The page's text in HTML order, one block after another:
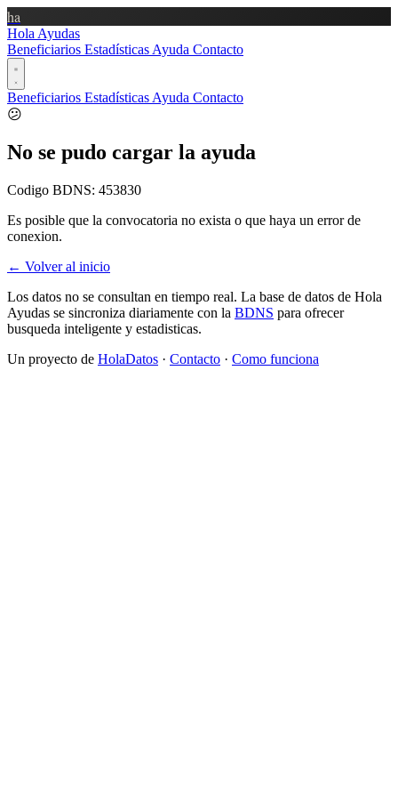
ha
Hola Ayudas
Beneficiarios Estadísticas Ayuda Contacto
Beneficiarios Estadísticas Ayuda Contacto
😕
No se pudo cargar la ayuda
Codigo BDNS: 453830
Es posible que la convocatoria no exista o que haya un error de
conexion.
← Volver al inicio
Los datos no se consultan en tiempo real. La base de datos de Hola
Ayudas se sincroniza diariamente con la BDNS para ofrecer
busqueda inteligente y estadisticas.
Un proyecto de HolaDatos · Contacto · Como funciona